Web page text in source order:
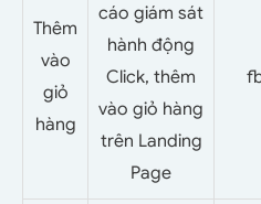
Thêm
vào
giỏ
hàng
cáo giám sát
hành động
Click, thêm
vào giỏ hàng
trên Landing
Page